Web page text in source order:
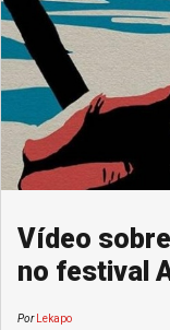
Vídeo
no festival
PorLekapo